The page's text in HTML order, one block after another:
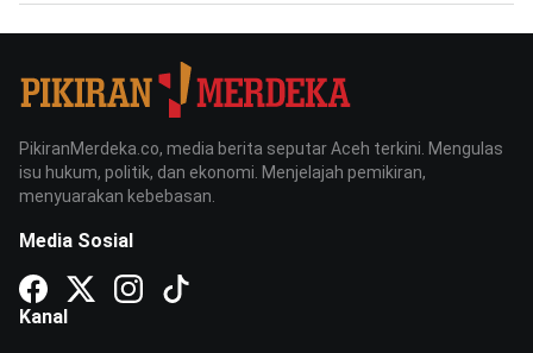
PikiranMerdeka.co, media berita seputar Aceh terkini. Mengulas
isu hukum, politik, dan ekonomi. Menjelajah pemikiran,
menyuarakan kebebasan.
Media Sosial
Kanal